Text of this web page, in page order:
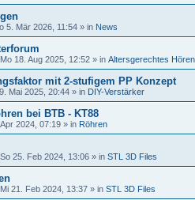
5. Mär 2026, 11:54 » in News
Mo 18. Aug 2025, 12:52 » in Altersgerechtes Hören
mit 2-stufigem PP Konzept
Mai 2025, 20:44 » in DIY-Verstärker
bei BTB - KT88
2024, 07:19 » in Röhren
So 25. Feb 2024, 13:06 » in STL 3D Files
Mi 21. Feb 2024, 13:37 » in STL 3D Files